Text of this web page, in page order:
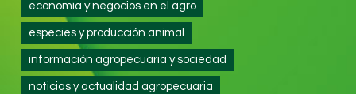
economía y negocios en el agro
especies y producción animal
información agropecuaria y sociedad
noticias y actualidad agropecuaria